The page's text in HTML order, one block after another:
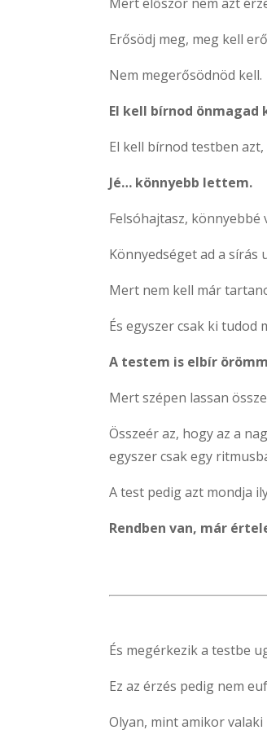
Erősödj meg, meg kell
Nem megerősödnöd kell.
El kell bírnod önmagad
El kell bírnod testben
Jé… könnyebb lettem.
Felsóhajtasz, könnyebbé
Könnyedséget ad a sírás
Mert nem kell már
És egyszer csak ki tudod
A testem is elbír
Mert szépen lassan
Összeér az, hogy az a
egyszer csak egy
A test pedig azt mondja
Rendben van, már
És megérkezik a testbe
Ez az érzés pedig nem
Olyan, mint amikor